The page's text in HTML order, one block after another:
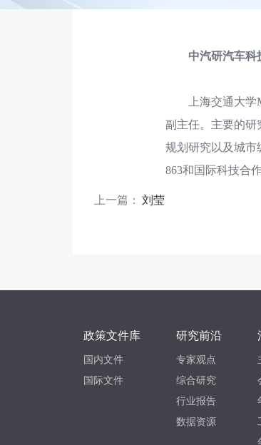
中汽研汽车科
上海交通大学
副主任。主要的研
规划研究以及城市
863和国际科技合
上一篇： 刘莹
政策文件库
国内文件
国际文件
研究前沿
专家观点
综合研究
行业报告
数据资源